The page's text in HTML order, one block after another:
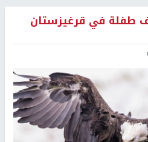
طفلة في قرغيزستان